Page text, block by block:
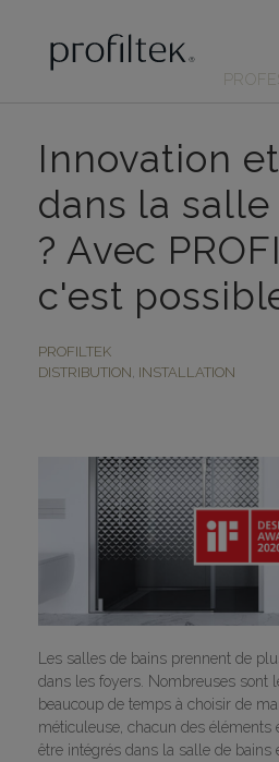
Innovation
dans la
? Avec
c'est
PROFILTEK
DISTRIBUTION, INSTALLATION
Les salles de bains prennent de
dans les foyers. Nombreuses sont
beaucoup de temps à choisir de
méticuleuse, chacun des éléments
être intégrés dans la salle de bains